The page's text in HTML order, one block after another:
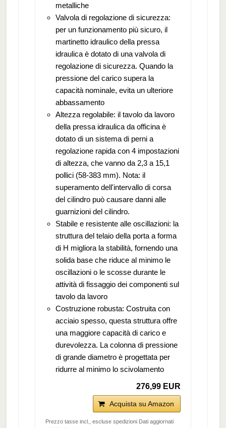
metalliche
Valvola di regolazione di sicurezza:
per un funzionamento più sicuro, il
martinetto idraulico della pressa
idraulica è dotato di una valvola di
regolazione di sicurezza. Quando la
pressione del carico supera la
capacità nominale, evita un ulteriore
abbassamento
Altezza regolabile: il tavolo da lavoro
della pressa idraulica da officina è
dotato di un sistema di perni a
regolazione rapida con 4 impostazioni
di altezza, che vanno da 2,3 a 15,1
pollici (58-383 mm). Nota: il
superamento dell'intervallo di corsa
del cilindro può causare danni alle
guarnizioni del cilindro.
Stabile e resistente alle oscillazioni: la
struttura del telaio della porta a forma
di H migliora la stabilità, fornendo una
solida base che riduce al minimo le
oscillazioni o le scosse durante le
attività di fissaggio dei componenti sul
tavolo da lavoro
Costruzione robusta: Costruita con
acciaio spesso, questa struttura offre
una maggiore capacità di carico e
durevolezza. La colonna di pressione
di grande diametro è progettata per
ridurre al minimo lo scivolamento
276,99 EUR
Acquista su Amazon
Prezzo tasse incl., escluse spedizioni Dati aggiornati